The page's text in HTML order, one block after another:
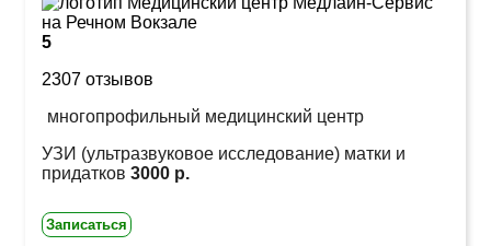
5
2307 отзывов
многопрофильный медицинский центр
УЗИ (ультразвуковое исследование) матки и
придатков 3000 р.
Записаться